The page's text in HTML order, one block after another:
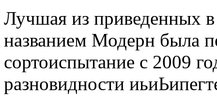
Лучшая из приведенных
названием Модерн была
сортоиспытание с 2009
разновидности